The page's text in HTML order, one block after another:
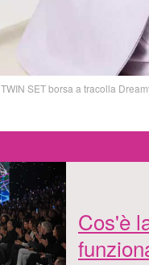
TWIN SET borsa a tracolla
Cos'è